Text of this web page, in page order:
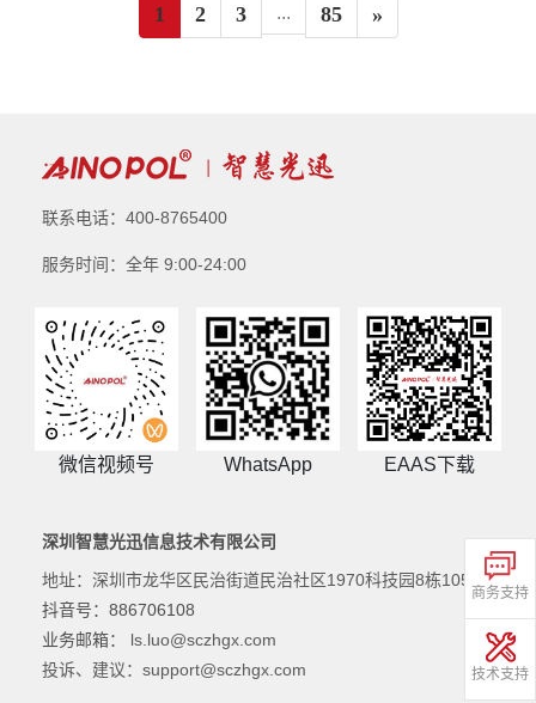
商务支持
技术支持
1 2 3 ... 85 »
联系电话：400-8765400
服务时间：全年 9:00-24:00
微信视频号 WhatsApp EAAS下载
深圳智慧光迅信息技术有限公司
地址：深圳市龙华区民治街道民治社区1970科技园8栋105
抖音号：886706108
业务邮箱： ls.luo@sczhgx.com
投诉、建议：support@sczhgx.com